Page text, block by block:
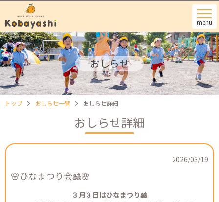
menu
おしらせ
トップ おしらせ一覧 おしらせ詳細
おしらせ詳細
2026/03/19
🌸ひなまつり会🎎🌸
３月３日はひなまつり🎎